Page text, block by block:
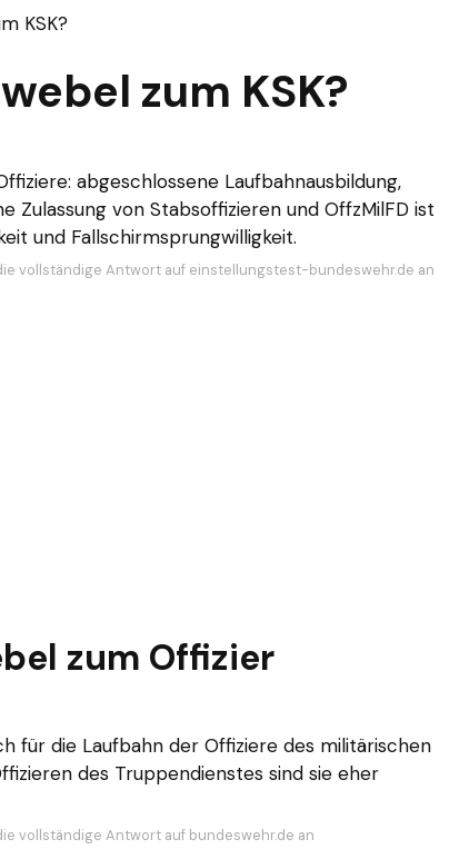
KSK?
zum KSK?
abgeschlossene Laufbahnausbildung,
Zulassung von Stabsoffizieren und OffzMilFD ist
und Fallschirmsprungwilligkeit.
vollständige Antwort auf einstellungstest-bundeswehr.de an
zum Offizier
für die Laufbahn der Offiziere des militärischen
des Truppendienstes sind sie eher
vollständige Antwort auf bundeswehr.de an